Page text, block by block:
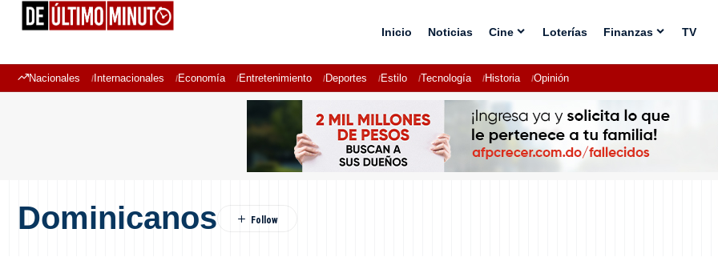
Inicio Noticias Cine Loterías Finanzas TV
Nacionales Internacionales Economía Entretenimiento Deportes Estilo Tecnología Historia Opinión
Dominicanos